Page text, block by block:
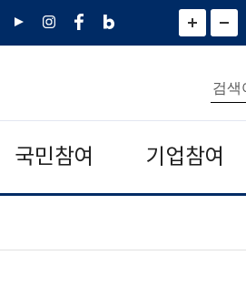
유
인
페
네
그
)
화
면
면
소
통
합
검
색
국민참여 기업참여